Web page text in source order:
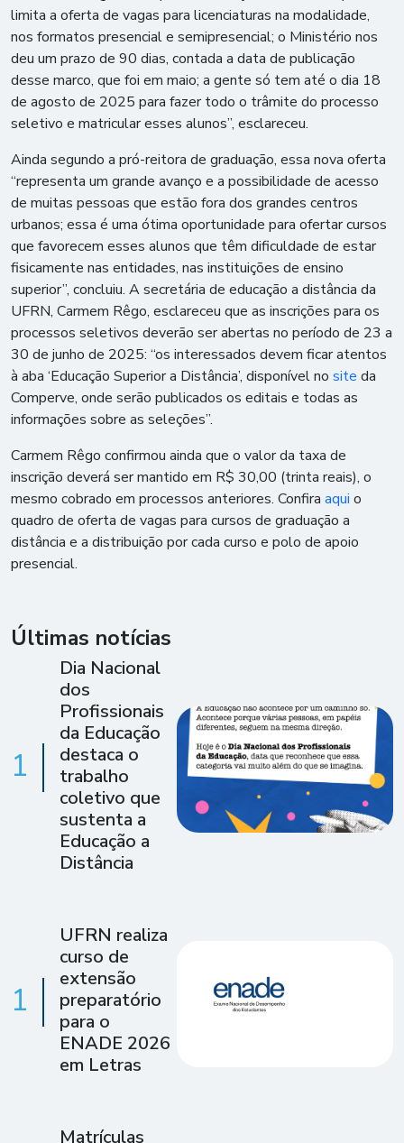
limita a oferta de vagas para licenciaturas na modalidade,
nos formatos presencial e semipresencial; o Ministério nos
deu um prazo de 90 dias, contada a data de publicação
desse marco, que foi em maio; a gente só tem até o dia 18
de agosto de 2025 para fazer todo o trâmite do processo
seletivo e matricular esses alunos”, esclareceu.
Ainda segundo a pró-reitora de graduação, essa nova oferta
“representa um grande avanço e a possibilidade de acesso
de muitas pessoas que estão fora dos grandes centros
urbanos; essa é uma ótima oportunidade para ofertar cursos
que favorecem esses alunos que têm dificuldade de estar
fisicamente nas entidades, nas instituições de ensino
superior”, concluiu. A secretária de educação a distância da
UFRN, Carmem Rêgo, esclareceu que as inscrições para os
processos seletivos deverão ser abertas no período de 23 a
30 de junho de 2025: “os interessados devem ficar atentos
à aba ‘Educação Superior a Distância’, disponível no site da
Comperve, onde serão publicados os editais e todas as
informações sobre as seleções”.
Carmem Rêgo confirmou ainda que o valor da taxa de
inscrição deverá ser mantido em R$ 30,00 (trinta reais), o
mesmo cobrado em processos anteriores. Confira aqui o
quadro de oferta de vagas para cursos de graduação a
distância e a distribuição por cada curso e polo de apoio
presencial.
Últimas notícias
1
Dia Nacional
dos
Profissionais
da Educação
destaca o
trabalho
coletivo que
sustenta a
Educação a
Distância
1
UFRN realiza
curso de
extensão
preparatório
para o
ENADE 2026
em Letras
Matrículas